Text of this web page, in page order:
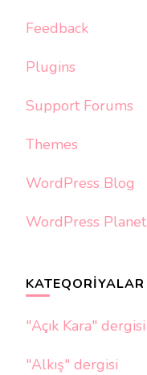
Feedback
Plugins
Support Forums
Themes
WordPress Blog
WordPress Planet
KATEQORIYALAR
"Açık Kara" dergisi
"Alkış" dergisi